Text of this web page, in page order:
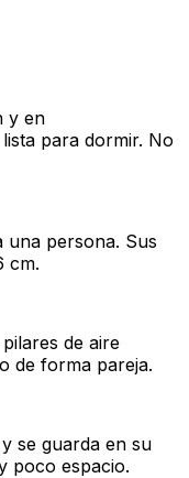
y en
para dormir. No
una persona. Sus
cm.
de aire
de forma pareja.
se guarda en su
poco espacio.